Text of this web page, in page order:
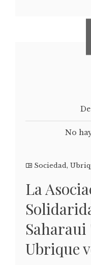
No
Sociedad,
La
Ubrique